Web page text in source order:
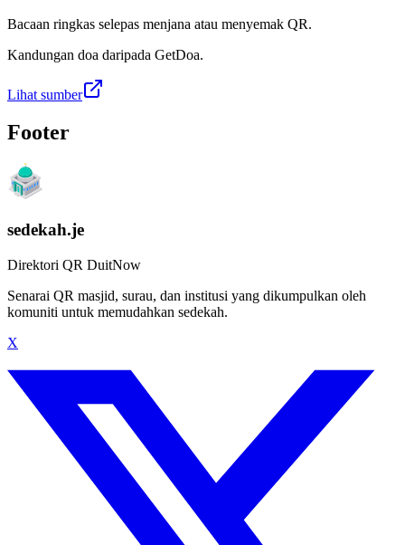
Bacaan ringkas selepas menjana atau menyemak QR.
Kandungan doa daripada GetDoa.
Lihat sumber
Footer
sedekah.je
Direktori QR DuitNow
Senarai QR masjid, surau, dan institusi yang dikumpulkan oleh
komuniti untuk memudahkan sedekah.
X